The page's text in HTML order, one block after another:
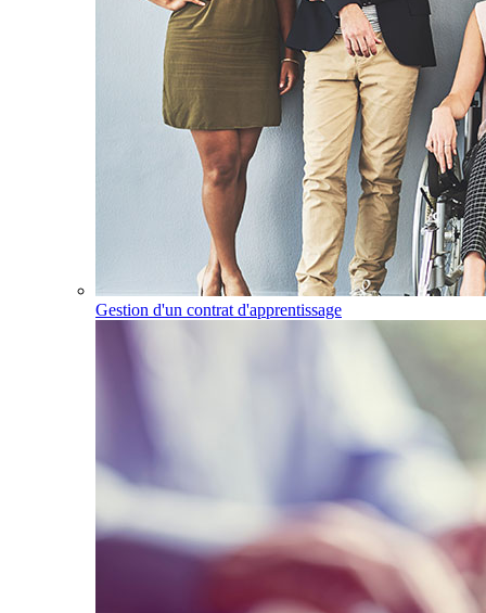
Gestion d'un contrat d'apprentissage